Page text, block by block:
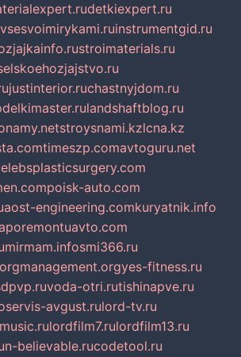
detkiexpert.ru
vsesvoimirykami.ruinstrumentgid.ru
stroimaterials.ru
justinterior.ruchastnyjdom.ru
landshaftblog.ru
stroysnami.kzlcna.kz
timeszp.comavtoguru.net
poisk-auto.com
ost-engineering.comkuryatnik.info
poremontuavto.com
mirmam.infosmi366.ru
orgmanagement.orgyes-fitness.ru
voda-otri.rutishinapve.ru
avgust.rulord-tv.ru
lordfilm7.rulordfilm13.ru
believable.rucodetool.ru